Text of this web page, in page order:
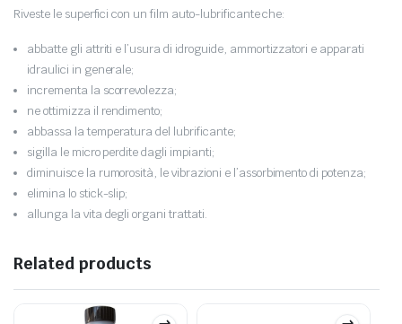
Riveste le superfici con un film auto-lubrificante che:
abbatte gli attriti e l’usura di idroguide, ammortizzatori e apparati
idraulici in generale;
incrementa la scorrevolezza;
ne ottimizza il rendimento;
abbassa la temperatura del lubrificante;
sigilla le micro perdite dagli impianti;
diminuisce la rumorosità, le vibrazioni e l’assorbimento di potenza;
elimina lo stick-slip;
allunga la vita degli organi trattati.
Related products